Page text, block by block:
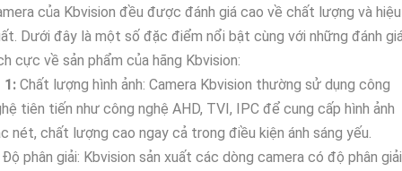
của Kbvision đều được đánh giá cao về chất lượng và hiệu
Dưới đây là một số đặc điểm nổi bật cùng với những đánh
cực về sản phẩm của hãng Kbvision:
1: Chất lượng hình ảnh: Camera Kbvision thường sử dụng công
tiên tiến như công nghệ AHD, TVI, IPC để cung cấp hình ảnh
nét, chất lượng cao ngay cả trong điều kiện ánh sáng yếu.
phân giải: Kbvision sản xuất các dòng camera có độ phân giải